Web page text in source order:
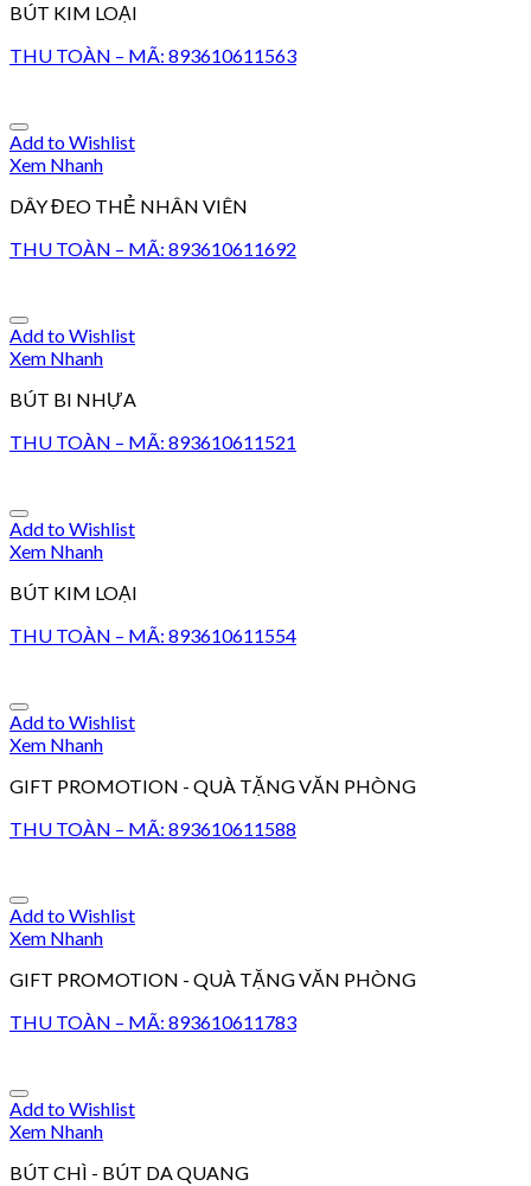
BÚT KIM LOẠI
THU TOÀN – MÃ: 893610611563
Add to Wishlist
Xem Nhanh
DÂY ĐEO THẺ NHÂN VIÊN
THU TOÀN – MÃ: 893610611692
Add to Wishlist
Xem Nhanh
BÚT BI NHỰA
THU TOÀN – MÃ: 893610611521
Add to Wishlist
Xem Nhanh
BÚT KIM LOẠI
THU TOÀN – MÃ: 893610611554
Add to Wishlist
Xem Nhanh
GIFT PROMOTION - QUÀ TẶNG VĂN PHÒNG
THU TOÀN – MÃ: 893610611588
Add to Wishlist
Xem Nhanh
GIFT PROMOTION - QUÀ TẶNG VĂN PHÒNG
THU TOÀN – MÃ: 893610611783
Add to Wishlist
Xem Nhanh
BÚT CHÌ - BÚT DA QUANG